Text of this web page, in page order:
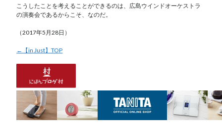
こうしたことを考えることができるのは、広島ウインドオーケストラ
の演奏会であるからこそ、なのだ。
（2017年5月28日）
←【in Just】TOP